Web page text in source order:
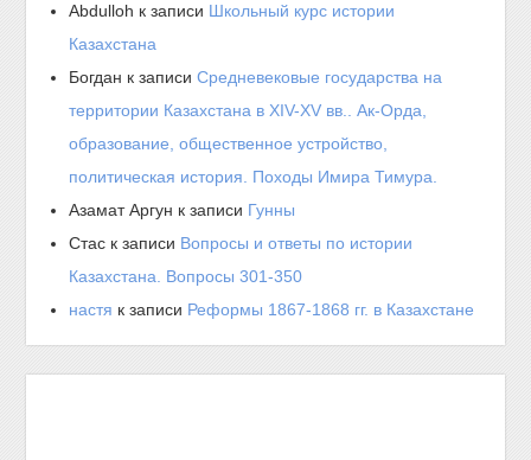
Abdulloh к записи Школьный курс истории
Казахстана
Богдан к записиСредневековые государства на
территории Казахстана в XIV-XV вв.. Ак-Орда,
образование, общественное устройство,
политическая история. Походы Имира Тимура.
Азамат Аргун к записи Гунны
Стас к записи Вопросы и ответы по истории
Казахстана. Вопросы 301-350
настя к записи Реформы 1867-1868 гг. в Казахстане